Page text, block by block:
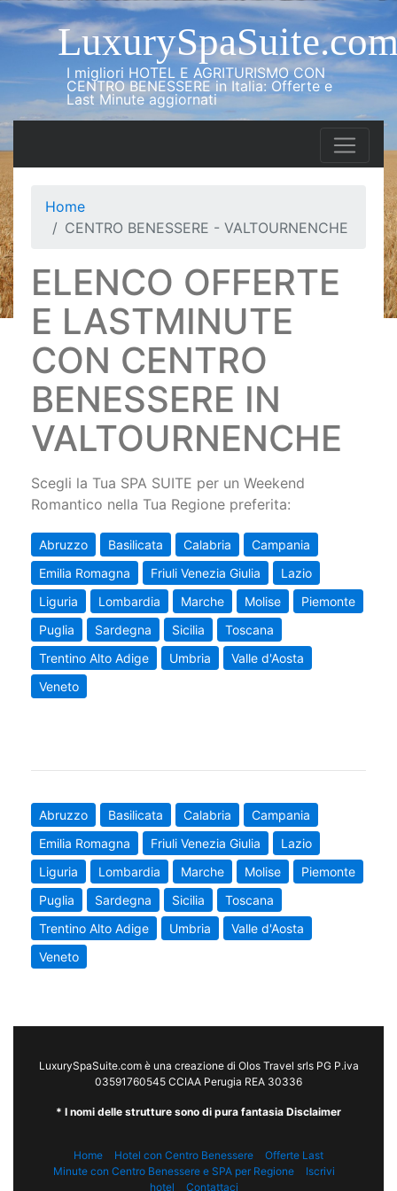
I migliori HOTEL E AGRITURISMO CON
CENTRO BENESSERE in Italia: Offerte e
Last Minute aggiornati
Home
CENTRO BENESSERE - VALTOURNENCHE
ELENCO OFFERTE
E LASTMINUTE
CON CENTRO
BENESSERE IN
VALTOURNENCHE
Scegli la Tua SPA SUITE per un Weekend
Romantico nella Tua Regione preferita:
Abruzzo Basilicata Calabria
Campania
Emilia Romagna
Friuli Venezia Giulia
Lazio
Liguria
Lombardia Marche Molise
Piemonte
Puglia
Sardegna Sicilia
Toscana
Trentino Alto Adige
Umbria
Valle d'Aosta
Veneto
Abruzzo Basilicata Calabria
Campania
Emilia Romagna
Friuli Venezia Giulia
Lazio
Liguria
Lombardia Marche Molise
Piemonte
Puglia
Sardegna Sicilia
Toscana
Trentino Alto Adige
Umbria
Valle d'Aosta
Veneto
LuxurySpaSuite.com è una creazione di Olos Travel srls PG P.iva
03591760545 CCIAA Perugia REA 30336
* I nomi delle strutture sono di pura fantasia Disclaimer
Home Hotel con Centro Benessere
Offerte Last
Minute con Centro Benessere e SPA per Regione
Iscrivi
hotel
Contattaci